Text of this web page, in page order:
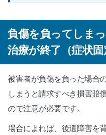
負傷を負ってしま
治療が終了（症状
被害者が負傷を負った場合
しまうと請求すべき損害賠
ので注意が必要です。
場合によれば、後遺障害を